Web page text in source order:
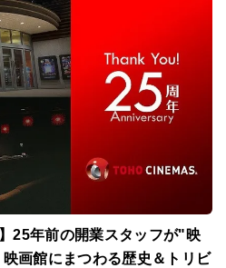
25年前の開業スタッフが"映
画館にまつわる歴史＆トリビ